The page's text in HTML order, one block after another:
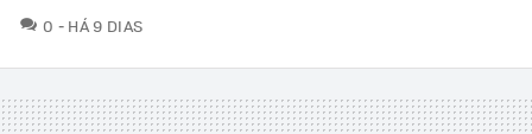
0 COMENTÁRIOS
HÁ 9 DIAS